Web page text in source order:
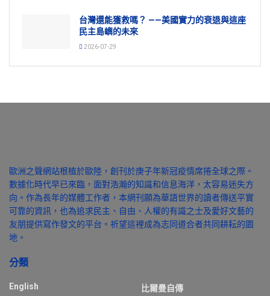
台灣還能獲救嗎？ ——美國實力的衰退與這座
民主島嶼的未來
2026-07-29
歐洲之聲網站根植於歐陸，創刊於庚子年新冠疫情席捲全球之際。
數據化時代早已來臨，面對浩瀚的知識和信息海洋，太容易迷失方
向。作為長年的媒體工作者，本網刊願為華語世界的讀者傳送平實
可靠的資訊，也為追求民主、自由、人權的有識之士及愛好文藝的
友朋提供寫作發文的平台。祈望這裡成為志同道合者共同耕耘的園
地。
分類
English
比爾曼自傳